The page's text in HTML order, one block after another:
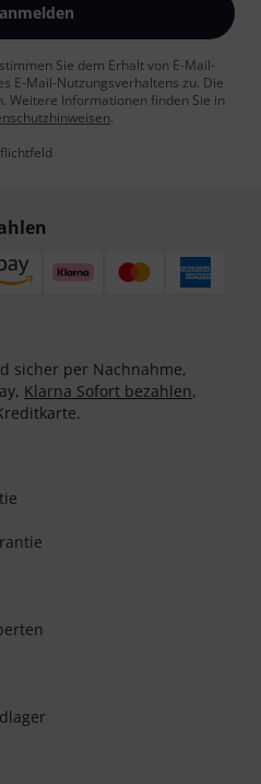
Sie dem Erhalt von E-Mail-
E-Mail-Nutzungsverhaltens zu. Die
Weitere Informationen finden Sie in
.
sicher per Nachnahme,
Klarna Sofort bezahlen,